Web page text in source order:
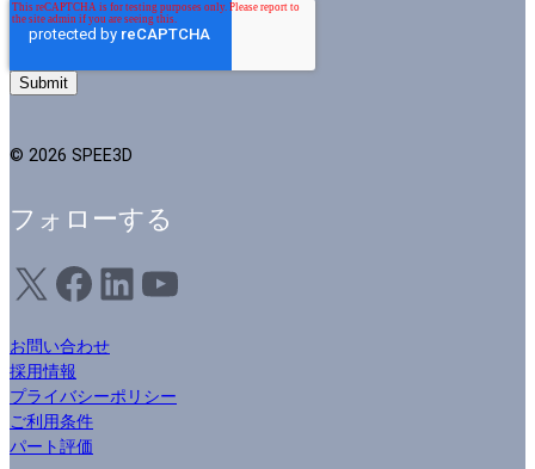
© 2026 SPEE3D
フォローする
X フェイスブックLinkedIn ユーチューブ
お問い合わせ
採用情報
プライバシーポリシー
ご利用条件
パート評価